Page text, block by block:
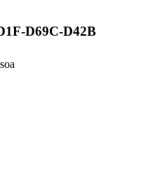
D69C-D42B